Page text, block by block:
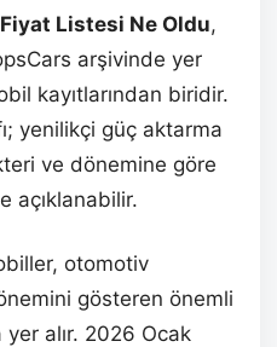
Listesi Ne Oldu,
arşivinde yer
kayıtlarından biridir.
yenilikçi güç aktarma
ve dönemine göre
açıklanabilir.
otomotiv
gösteren önemli
yer alır. 2026 Ocak